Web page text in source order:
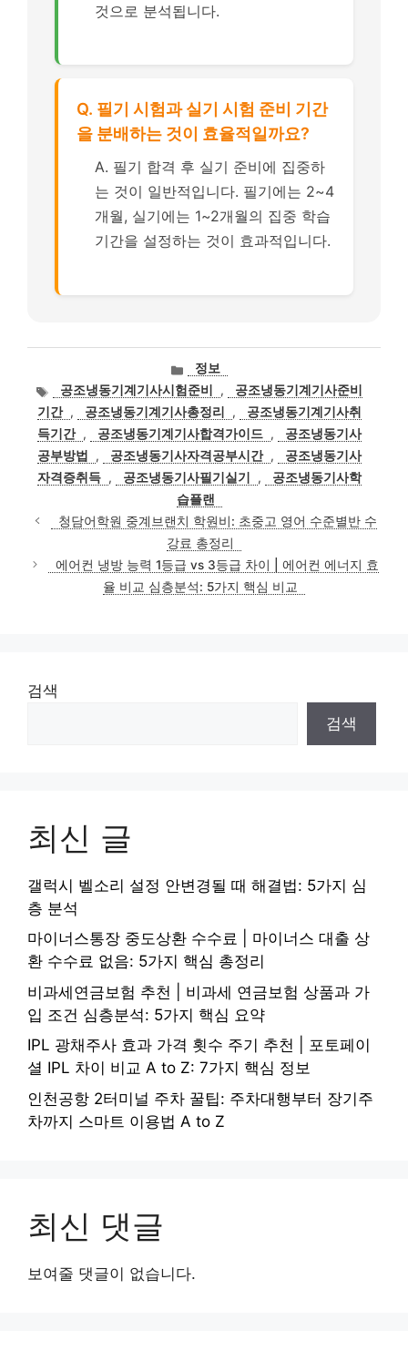
것으로 분석됩니다.
Q. 필기 시험과 실기 시험 준비 기간
을 분배하는 것이 효율적일까요?
A. 필기 합격 후 실기 준비에 집중하
는 것이 일반적입니다. 필기에는 2~4
개월, 실기에는 1~2개월의 집중 학습
기간을 설정하는 것이 효과적입니다.
카
테
고
리
정보
태
그
공조냉동기계기사시험준비 ,
공조냉동기계기사준비
기간 , 공조냉동기계기사총정리 ,
공조냉동기계기사취
득기간 , 공조냉동기계기사합격가이드 ,
공조냉동기사
공부방법
, 공조냉동기사자격공부시간 ,
공조냉동기사
자격증취득 , 공조냉동기사필기실기 ,
공조냉동기사학
습플랜
청담어학원 중계브랜치 학원비: 초중고 영어 수준별반 수
강료 총정리
에어컨 냉방 능력 1등급 vs 3등급 차이 | 에어컨 에너지 효
율 비교 심층분석: 5가지 핵심 비교
검색
검색
최신 글
갤럭시 벨소리 설정 안변경될 때 해결법: 5가지 심
층 분석
마이너스통장 중도상환 수수료 | 마이너스 대출 상
환 수수료 없음: 5가지 핵심 총정리
비과세연금보험 추천 | 비과세 연금보험 상품과 가
입 조건 심층분석: 5가지 핵심 요약
IPL 광채주사 효과 가격 횟수 주기 추천 | 포토페이
셜 IPL 차이 비교 A to Z: 7가지 핵심 정보
인천공항 2터미널 주차 꿀팁: 주차대행부터 장기주
차까지 스마트 이용법 A to Z
최신 댓글
보여줄 댓글이 없습니다.